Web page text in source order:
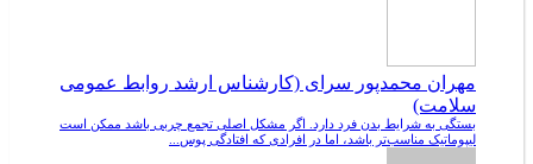
مهران محمدپور سرای (کارشناس ارشد روابط عمومی
سلامت)
بستگی به شرایط بدن فرد دارد. اگر مشکل اصلی تجمع چربی باشد ممکن است
لیپوماتیک مناسب‌تر باشد، اما در افرادی که افتادگی پوس...